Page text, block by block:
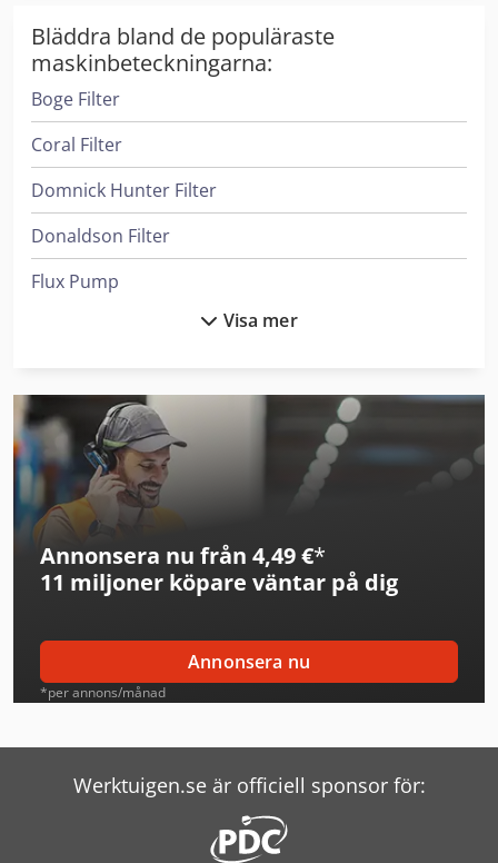
Bläddra bland de populäraste
maskinbeteckningarna:
Boge Filter
Coral Filter
Domnick Hunter Filter
Donaldson Filter
Flux Pump
Hp Skrivare
Ingersoll Rand Kompressorer
Kaeser Filter
Ksb Pump
Leif & Lorentz Spridare För Lim
Mann Hummel Filter
Putzmeister Pump
Visa mer
Annonsera nu från 4,49 €*
11 miljoner köpare väntar på dig
Annonsera nu
*per annons/månad
Werktuigen.se är officiell sponsor för: